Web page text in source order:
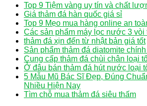
Top 9 Tiệm vàng uy tín và chất
Giá thảm đá hàn quốc giá sỉ
Top 9 Mẹo mua hàng online an
Các sản phẩm máy lọc nước 3
thảm đá xịn đến từ nhật bản giá tốt
Sản phẩm thảm đá diatomite
Cung cấp thảm đá chùi chân loại
Ở đâu bán thảm đá hút nước loại
5 Mẫu Mũ Bác Sĩ Đẹp, Đúng
Nhiều Hiện Nay
Tìm chỗ mua thảm đá siêu thấm